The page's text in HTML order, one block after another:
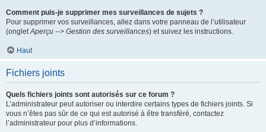
Comment puis-je supprimer mes surveillances de sujets ?
Pour supprimer vos surveillances, allez dans votre panneau de l’utilisateur
(ongletAperçu --> Gestion des surveillances) et suivez les instructions.
Haut
Fichiers joints
Quels fichiers joints sont autorisés sur ce forum ?
L’administrateur peut autoriser ou interdire certains types de fichiers joints. Si
vous n’êtes pas sûr de ce qui est autorisé à être transféré, contactez
l’administrateur pour plus d’informations.